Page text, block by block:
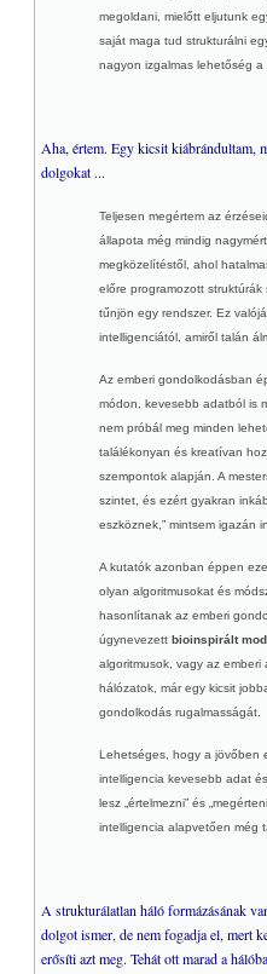
megoldani, mielőtt eljutunk
saját maga tud strukturálni
nagyon izgalmas lehetőség
Aha, értem. Egy kicsit kiábrándultam,
dolgokat ...
Teljesen megértem az
állapota még mindig
megközelítéstől, ahol
előre programozott struktúrák
tűnjön egy rendszer. Ez
intelligenciától, amiről talán
Az emberi gondolkodásban
módon, kevesebb adatból is
nem próbál meg minden
találékonyan és kreatívan
szempontok alapján. A
szintet, és ezért gyakran
eszköznek,” mintsem igazán
A kutatók azonban éppen
olyan algoritmusokat és
hasonlítanak az emberi
úgynevezett bioinspirált
algoritmusok, vagy az emberi
hálózatok, már egy kicsit
gondolkodás rugalmasságát.
Lehetséges, hogy a jövőben
intelligencia kevesebb adat
lesz „értelmezni” és
intelligencia alapvetően még
A strukturálatlan háló formázásának
dolgot ismer, de nem fogadja el, mert
erősíti azt meg. Tehát ott marad a